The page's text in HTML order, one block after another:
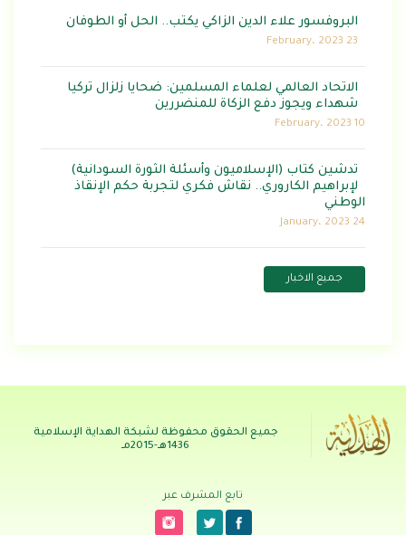
البروفسور علاء الدين الزاكي يكتب.. الحل أو الطوفان
23 February، 2023
الاتحاد العالمي لعلماء المسلمين: ضحايا زلزال تركيا
شهداء ويجوز دفع الزكاة للمنضررين
10 February، 2023
تدشين كتاب (الإسلاميون وأسئلة الثورة السودانية)
لإبراهيم الكاروري.. نقاش فكري لتجربة حكم الإنقاذ
الوطني
24 January، 2023
جميع الاخبار
جميع الحقوق محفوظة لشبكة الهداية الإسلامية
1436هـ-2015مـ
تابع المشرف عبر